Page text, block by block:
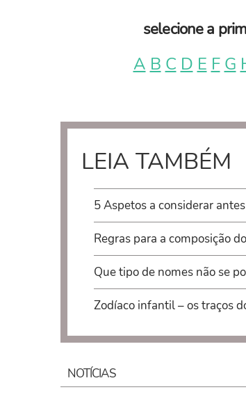
selecione a
A B C D E F G
LEIA TAMBÉM
5 Aspetos a considerar
Regras para a composição
Que tipo de nomes não se
Zodíaco infantil – os traços
NOTÍCIAS